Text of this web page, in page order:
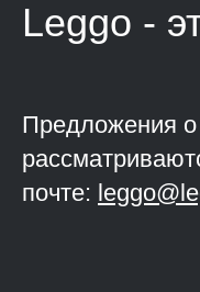
Leggo -
Предложения о
почте: